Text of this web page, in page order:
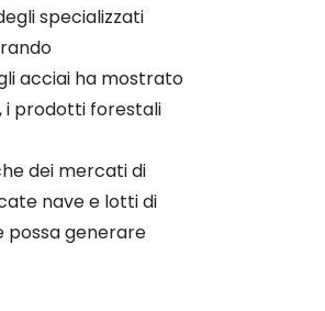
specializzati
acciai ha mostrato
i prodotti forestali
dei mercati di
nave e lotti di
possa generare